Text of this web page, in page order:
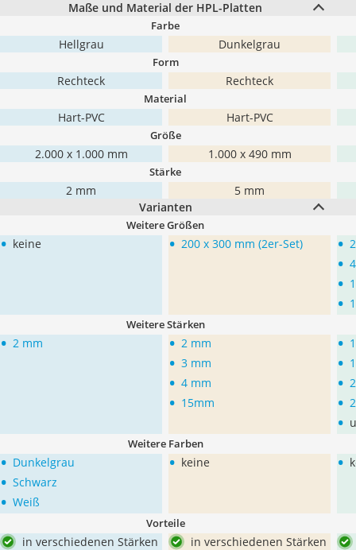
Maße und Material der HPL-Platten
Farbe
Hellgrau Dunkelgrau
Form
Rechteck Rechteck
Material
Hart-PVC Hart-PVC
Größe
2.000 x 1.000 mm 1.000 x 490 mm
Stärke
2 mm
5 mm
Varianten
Weitere Größen
• keine • 200 x 300 mm (2er-Set) •
•
•
•
Weitere Stärken
• 2 mm • 2 mm
• 3 mm
• 4 mm
• 15mm
•
•
•
•
•
Weitere Farben
• Dunkelgrau
• Schwarz
• Weiß
• keine •
Vorteile
in verschiedenen Stärken
in verschiedenen Stärken